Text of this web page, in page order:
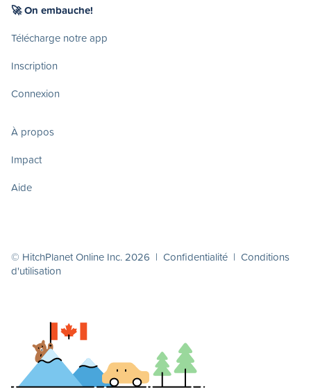
🚀 On embauche!
Télécharge notre app
Inscription
Connexion
À propos
Impact
Aide
© HitchPlanet Online Inc. 2026 | Confidentialité | Conditions
d'utilisation